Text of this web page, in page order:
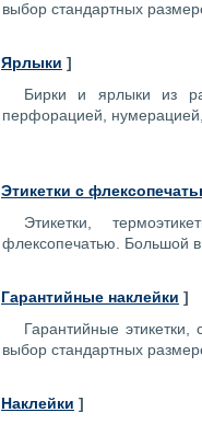
выбор стандартных
Ярлыки ]
Бирки и ярлыки из
перфорацией,
Этикетки c
Этикетки,
флексопечатью. Большой
Гарантийные наклейки ]
Гарантийные
выбор стандартных
Наклейки ]